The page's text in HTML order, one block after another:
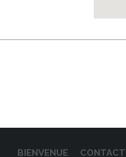
BIENVENUE CONTACT